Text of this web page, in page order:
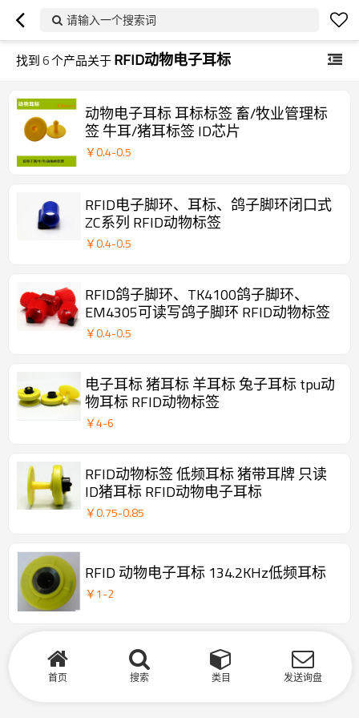
请输入一个搜索词
找到6个产品关于RFID动物电子耳标
动物电子耳标 耳标标签 畜/牧业管理标
签 牛耳/猪耳标签 ID芯片
￥0.4-0.5
RFID电子脚环、耳标、鸽子脚环闭口式
ZC系列 RFID动物标签
￥0.4-0.5
RFID鸽子脚环、TK4100鸽子脚环、
EM4305可读写鸽子脚环 RFID动物标签
￥0.4-0.5
电子耳标 猪耳标 羊耳标 兔子耳标 tpu动
物耳标 RFID动物标签
￥4-6
RFID动物标签 低频耳标 猪带耳牌 只读
ID猪耳标 RFID动物电子耳标
￥0.75-0.85
RFID 动物电子耳标 134.2KHz低频耳标
￥1-2
首页 搜索 类目 发送询盘